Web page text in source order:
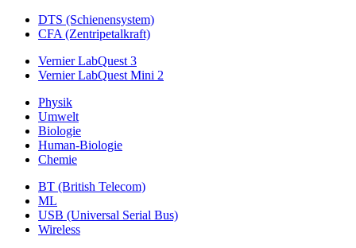
DTS (Schienensystem)
CFA (Zentripetalkraft)
Vernier LabQuest 3
Vernier LabQuest Mini 2
Physik
Umwelt
Biologie
Human-Biologie
Chemie
BT (British Telecom)
ML
USB (Universal Serial Bus)
Wireless